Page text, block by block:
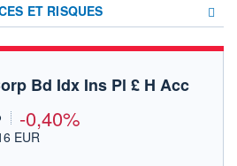
ET RISQUES
Bd Idx Ins Pl £ H Acc
-0,40%
EUR